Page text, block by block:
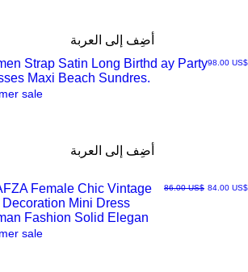
أضِف إلى العربة
Strap Satin Long Birthd ay Party
Maxi Beach Sundres.
السعر ‏98.00 US$
sale
أضِف إلى العربة
Female Chic Vintage
Decoration Mini Dress
Fashion Solid Elegan
سعر عادي
‏86.00 US$ سعر البيع‏84.00 US$
sale